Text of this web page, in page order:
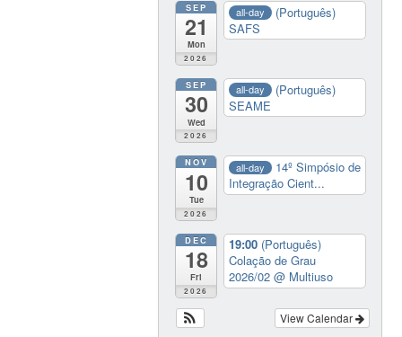
SEP
21
Mon
2026
all-day
(Português)
SAFS
SEP
30
Wed
2026
all-day
(Português)
SEAME
NOV
10
Tue
2026
all-day
14º Simpósio de
Integração Cient...
DEC
18
Fri
2026
19:00 (Português)
Colação de Grau
2026/02@ Multiuso
View Calendar